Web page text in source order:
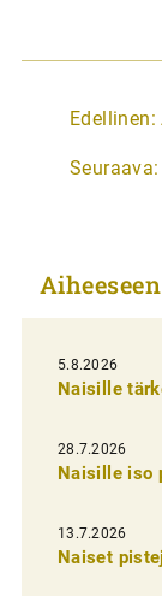
A
t
k
e
l
i
e
n
e
Edellinen:
Seuraava:
5.8.2026
Naisille
28.7.2026
Naisille iso
13.7.2026
Naiset